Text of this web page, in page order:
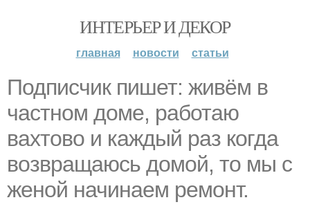
ИНТЕРЬЕР И ДЕКОР
главная новости статьи
Подписчик пишет: живём в
частном доме, работаю
вахтово и каждый раз когда
возвращаюсь домой, то мы с
женой начинаем ремонт.